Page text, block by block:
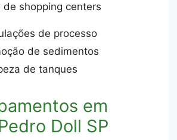
de shopping centers
de processo
de sedimentos
de tanques
em
Doll SP